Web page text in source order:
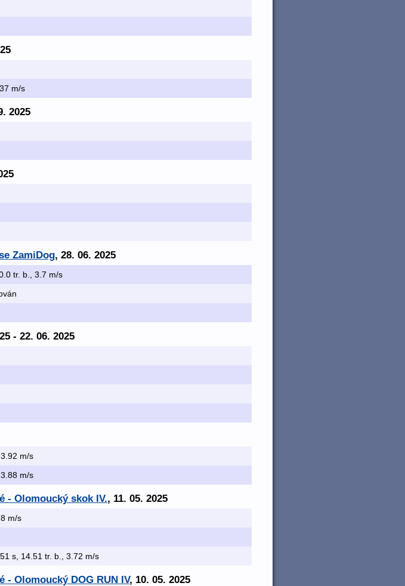
m/s
2025
ZamiDog, 28. 06. 2025
tr. b., 3.7 m/s
- 22. 06. 2025
m/s
m/s
- Olomoucký skok IV., 11. 05. 2025
m/s
s, 14.51 tr. b., 3.72 m/s
- Olomoucký DOG RUN IV, 10. 05. 2025